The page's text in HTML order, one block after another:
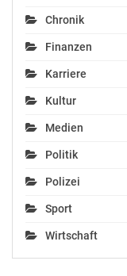
Chronik
Finanzen
Karriere
Kultur
Medien
Politik
Polizei
Sport
Wirtschaft